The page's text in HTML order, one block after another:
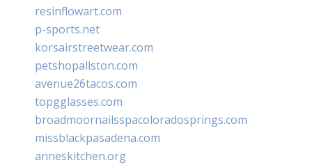
resinflowart.com
p-sports.net
korsairstreetwear.com
petshopallston.com
avenue26tacos.com
topgglasses.com
broadmoornailsspacoloradosprings.com
missblackpasadena.com
anneskitchen.org